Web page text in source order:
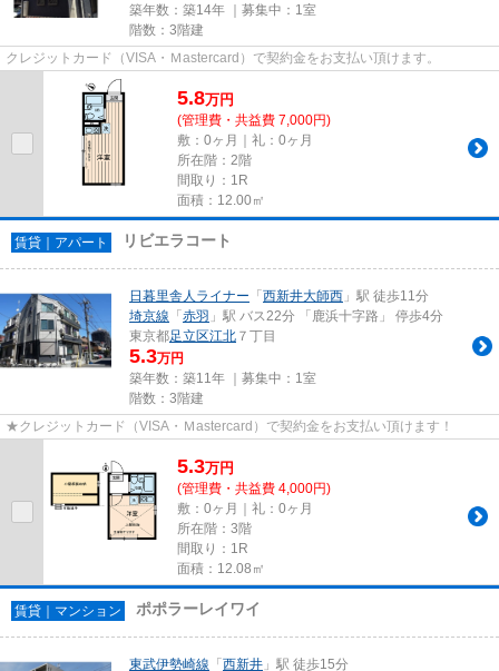
築年数：築14年 ｜募集中： 1室
階数：3階建
クレジットカード（VISA・Ｍastercard）で契約金をお支払い頂けます。
5.8万円
(管理費・共益費 7,000円)
敷：0ヶ月｜礼：0ヶ月
所在階：2階
間取り：1R
面積：12.00㎡
賃貸｜アパート リビエラコート
日暮里舎人ライナー 「 西新井大師西 」駅 徒歩11分
埼京線 「 赤羽 」駅 バス22分 「鹿浜十字路」 停歩4分
東京都足立区江北 ７丁目
5.3万円
築年数：築11年 ｜募集中： 1室
階数：3階建
★クレジットカード（VISA・Ｍastercard）で契約金をお支払い頂けます！
5.3万円
(管理費・共益費 4,000円)
敷：0ヶ月｜礼：0ヶ月
所在階：3階
間取り：1R
面積：12.08㎡
賃貸｜マンション ポポラーレイワイ
東武伊勢崎線 「 西新井 」駅 徒歩15分